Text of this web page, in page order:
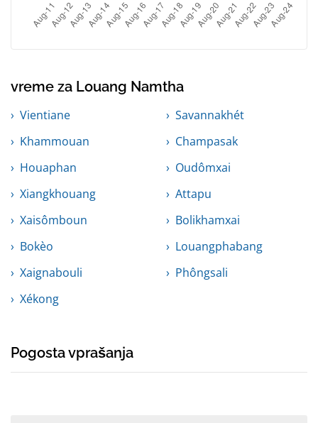
vreme za Louang Namtha
Vientiane
Savannakhét
Khammouan
Champasak
Houaphan
Oudômxai
Xiangkhouang
Attapu
Xaisômboun
Bolikhamxai
Bokèo
Louangphabang
Xaignabouli
Phôngsali
Xékong
Pogosta vprašanja